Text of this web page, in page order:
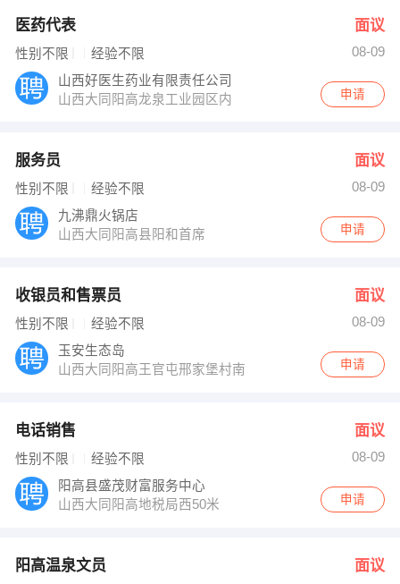
医药代表 面议
性别不限 经验不限
08-09
山西好医生药业有限责任公司
山西大同阳高龙泉工业园区内
申请
服务员 面议
性别不限 经验不限
08-09
九沸鼎火锅店
山西大同阳高县阳和首席
申请
收银员和售票员 面议
性别不限 经验不限
08-09
玉安生态岛
山西大同阳高王官屯邢家堡村南
申请
电话销售 面议
性别不限 经验不限
08-09
阳高县盛茂财富服务中心
山西大同阳高地税局西50米
申请
阳高温泉文员 面议